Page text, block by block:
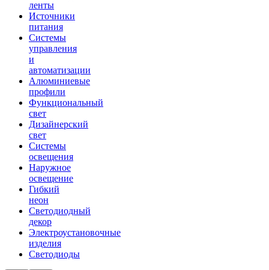
ленты
Источники
питания
Системы
управления
и
автоматизации
Алюминиевые
профили
Функциональный
свет
Дизайнерский
свет
Системы
освещения
Наружное
освещение
Гибкий
неон
Светодиодный
декор
Электроустановочные
изделия
Светодиоды